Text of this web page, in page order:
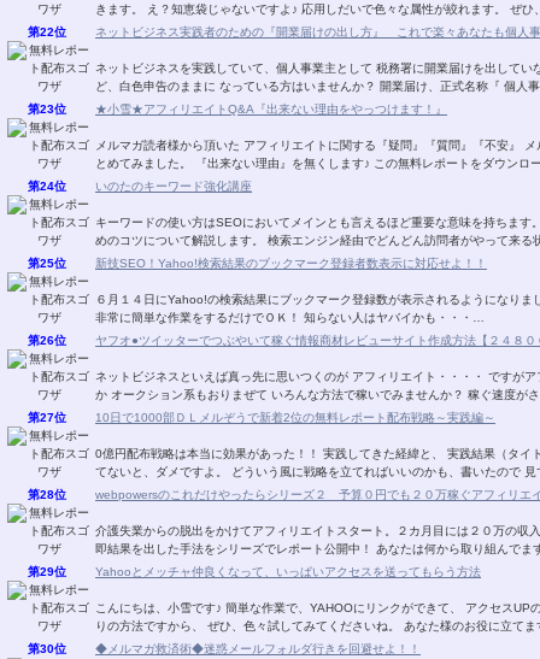
きます。 え？知恵袋じゃ
第22位
ネットビジネス実践者のための『開業届けの出し方』 これで楽々あなたも個人
ネットビジネスを実践していて、個人事業主として 税務署に開業届けを出していない人はいませんか？
ど、白色申告のままに なっている方はいませんか？ 開業
第23位
★小雪★アフィリエイトQ&A『出来ない理由をやっつけます！』
メルマガ読者様から頂いた アフィリエイトに関する『疑問』『質問』『不安』 メルマガ・
とめてみました。 『出来ない理由』を無くします♪ この無料
第24位
いのたのキーワード強化講座
キーワードの使い方はSEOにおいてメインとも言えるほど重要な意味を持ちます。 狙ったキーワードで検索エンジンに上位表示させ
めのコツについて解説します。 検索エンジン経由でどんどん訪問者
第25位
新技SEO！Yahoo!検索結果のブックマーク登録者数表示に対応せよ！！
６月１４日にYahoo!の検索結果にブックマーク登録数が表示されるようになり
非常に簡単な作業をするだけでＯＫ！ 知らない人はヤバイかも・・・…
第26位
ヤフオ●ツイッターでつぶやいて稼ぐ情報商材レビューサイト作成方法【２４８
ネットビジネスといえば真っ先に思いつくのが アフィリエイト・・・・ ですがアフィリエイトでも こんな オークション系はいかがです
か オークション系もおりまぜて いろんな方法で稼いでみませんか？
第27位
10日で1000部ＤＬメルぞうで新着2位の無料レポート配布戦略～実践編～
0億円配布戦略は本当に効果があった！！ 実践してきた経緯と、 実践結果（タイトル）までを書いています♪ いやぁ。 ちゃんと、戦略立
てないと、ダメですよ。 どういう風に戦略を立てればいいのかも、書いた
第28位
webpowersのこれだけやったらシリーズ２ 予算０円でも２０万稼ぐアフィリエ
介護失業からの脱出をかけてアフィリエイトスタート。２カ月目には２０万の収
第29位 Yahooとメッチャ仲良くなって、いっぱいアクセスを送ってもらう方法
こんにちは、小雪です♪ 簡単な作業で、YAHOOにリンクができて、 アクセスUPの即効性のある方法です。 4／16日にスタートしたばか
りの方法ですから、 ぜひ、色々試してみてくださいね。 あなた様の
第30位
◆メルマガ救済術◆迷惑メールフォルダ行きを回避せよ！！